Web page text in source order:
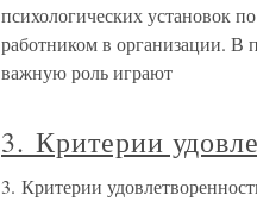
психологических установок
работником в организации. В
важную роль играют
3. Критерии
3. Критерии